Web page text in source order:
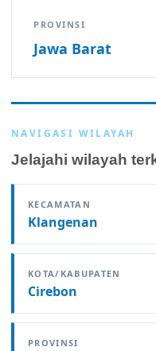
PROVINSI
Jawa Barat
NAVIGASI WILAYAH
Jelajahi wilayah
KECAMATAN
Klangenan
KOTA/KABUPATEN
Cirebon
PROVINSI